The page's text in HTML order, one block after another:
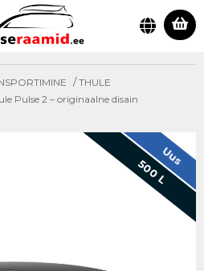
/THULE
Pulse 2 – originaalne disain
Uus
500 L